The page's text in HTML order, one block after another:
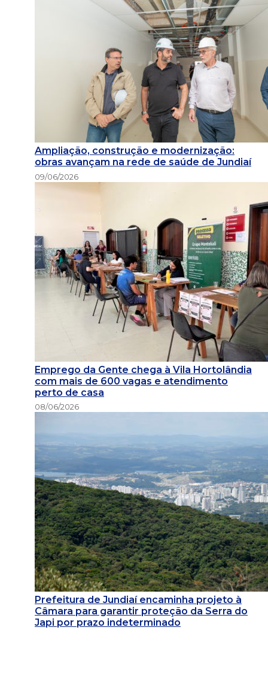
Ampliação, construção e modernização:
obras avançam na rede de saúde de Jundiaí
09/06/2026
Emprego da Gente chega à Vila Hortolândia
com mais de 600 vagas e atendimento
perto de casa
08/06/2026
Prefeitura de Jundiaí encaminha projeto à
Câmara para garantir proteção da Serra do
Japi por prazo indeterminado